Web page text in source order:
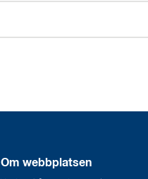
Om webbplatsen